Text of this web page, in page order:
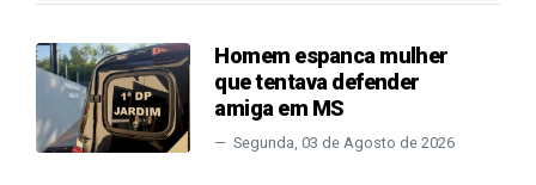
Homem espanca mulher
que tentava defender
amiga em MS
Segunda, 03 de Agosto de 2026